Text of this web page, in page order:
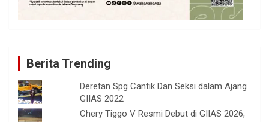
Berita Trending
Deretan Spg Cantik Dan Seksi dalam Ajang
GIIAS 2022
Chery Tiggo V Resmi Debut di GIIAS 2026,